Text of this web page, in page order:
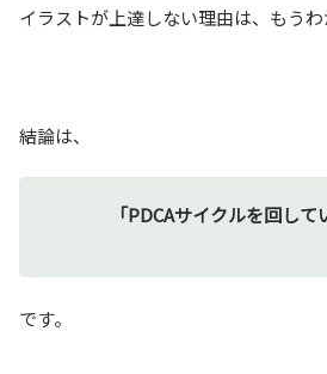
イラストが上達しない理由は、もう
結論は、
「PDCAサイクルを回して
です。